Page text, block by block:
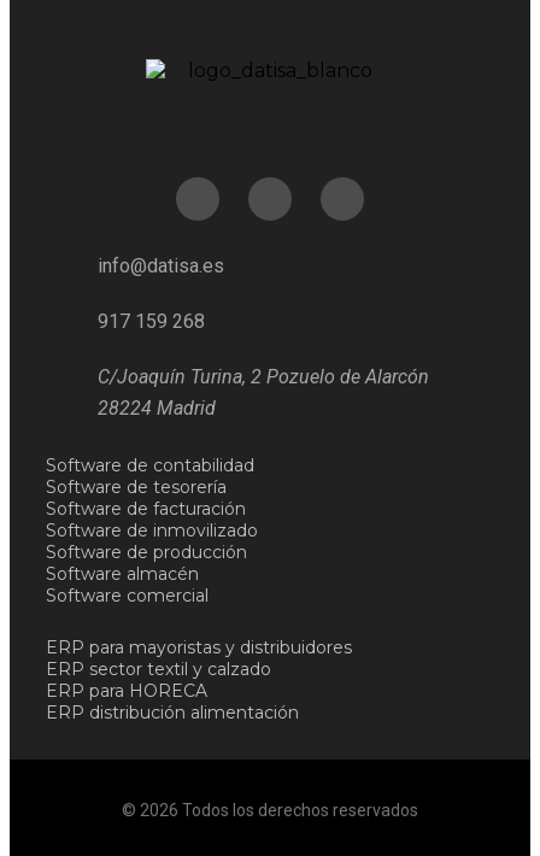
info@datisa.es
917 159 268
C/Joaquín Turina, 2 Pozuelo de Alarcón
28224 Madrid
Software de contabilidad
Software de tesorería
Software de facturación
Software de inmovilizado
Software de producción
Software almacén
Software comercial
ERP para mayoristas y distribuidores
ERP sector textil y calzado
ERP para HORECA
ERP distribución alimentación
© 2026 Todos los derechos reservados